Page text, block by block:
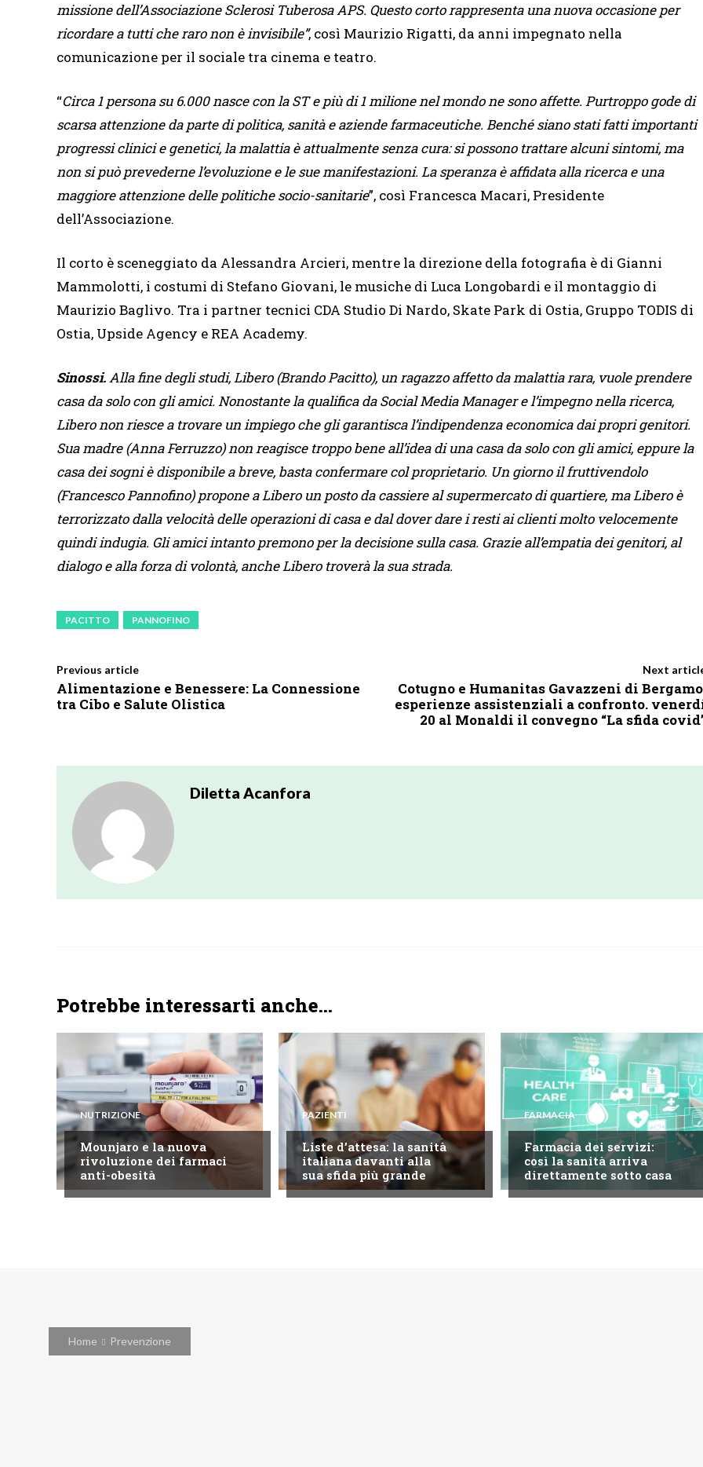
missione dell’Associazione Sclerosi Tuberosa APS. Questo corto rappresenta una nuova occasione per
ricordare a tutti che raro non è invisibile”, così Maurizio Rigatti, da anni impegnato nella
comunicazione per il sociale tra cinema e teatro.
“Circa 1 persona su 6.000 nasce con la ST e più di 1 milione nel mondo ne sono affette. Purtroppo gode di
scarsa attenzione da parte di politica, sanità e aziende farmaceutiche. Benché siano stati fatti importanti
progressi clinici e genetici, la malattia è attualmente senza cura: si possono trattare alcuni sintomi, ma
non si può prevederne l’evoluzione e le sue manifestazioni. La speranza è affidata alla ricerca e una
maggiore attenzione delle politiche socio-sanitarie”, così Francesca Macari, Presidente
dell’Associazione.
Il corto è sceneggiato da Alessandra Arcieri, mentre la direzione della fotografia è di Gianni
Mammolotti, i costumi di Stefano Giovani, le musiche di Luca Longobardi e il montaggio di
Maurizio Baglivo. Tra i partner tecnici CDA Studio Di Nardo, Skate Park di Ostia, Gruppo TODIS di
Ostia, Upside Agency e REA Academy.
Sinossi.Alla fine degli studi, Libero (Brando Pacitto), un ragazzo affetto da malattia rara, vuole prendere
casa da solo con gli amici. Nonostante la qualifica da Social Media Manager e l’impegno nella ricerca,
Libero non riesce a trovare un impiego che gli garantisca l’indipendenza economica dai propri genitori.
Sua madre (Anna Ferruzzo) non reagisce troppo bene all’idea di una casa da solo con gli amici, eppure la
casa dei sogni è disponibile a breve, basta confermare col proprietario. Un giorno il fruttivendolo
(Francesco Pannofino) propone a Libero un posto da cassiere al supermercato di quartiere, ma Libero è
terrorizzato dalla velocità delle operazioni di casa e dal dover dare i resti ai clienti molto velocemente
quindi indugia. Gli amici intanto premono per la decisione sulla casa. Grazie all’empatia dei genitori, al
dialogo e alla forza di volontà, anche Libero troverà la sua strada.
PACITTO PANNOFINO
Previous article
Alimentazione e Benessere: La Connessione
tra Cibo e Salute Olistica
Next
Cotugno e Humanitas Gavazzeni di
esperienze assistenziali a confronto.
20 al Monaldi il convegno “La sfida
Diletta Acanfora
Potrebbe interessarti anche...
NUTRIZIONE
Mounjaro e la nuova
rivoluzione dei farmaci
anti-obesità
PAZIENTI
Liste d’attesa: la sanità
italiana davanti alla
sua sfida più grande
FARMACIA
Farmacia dei servizi:
così la sanità arriva
direttamente sotto casa